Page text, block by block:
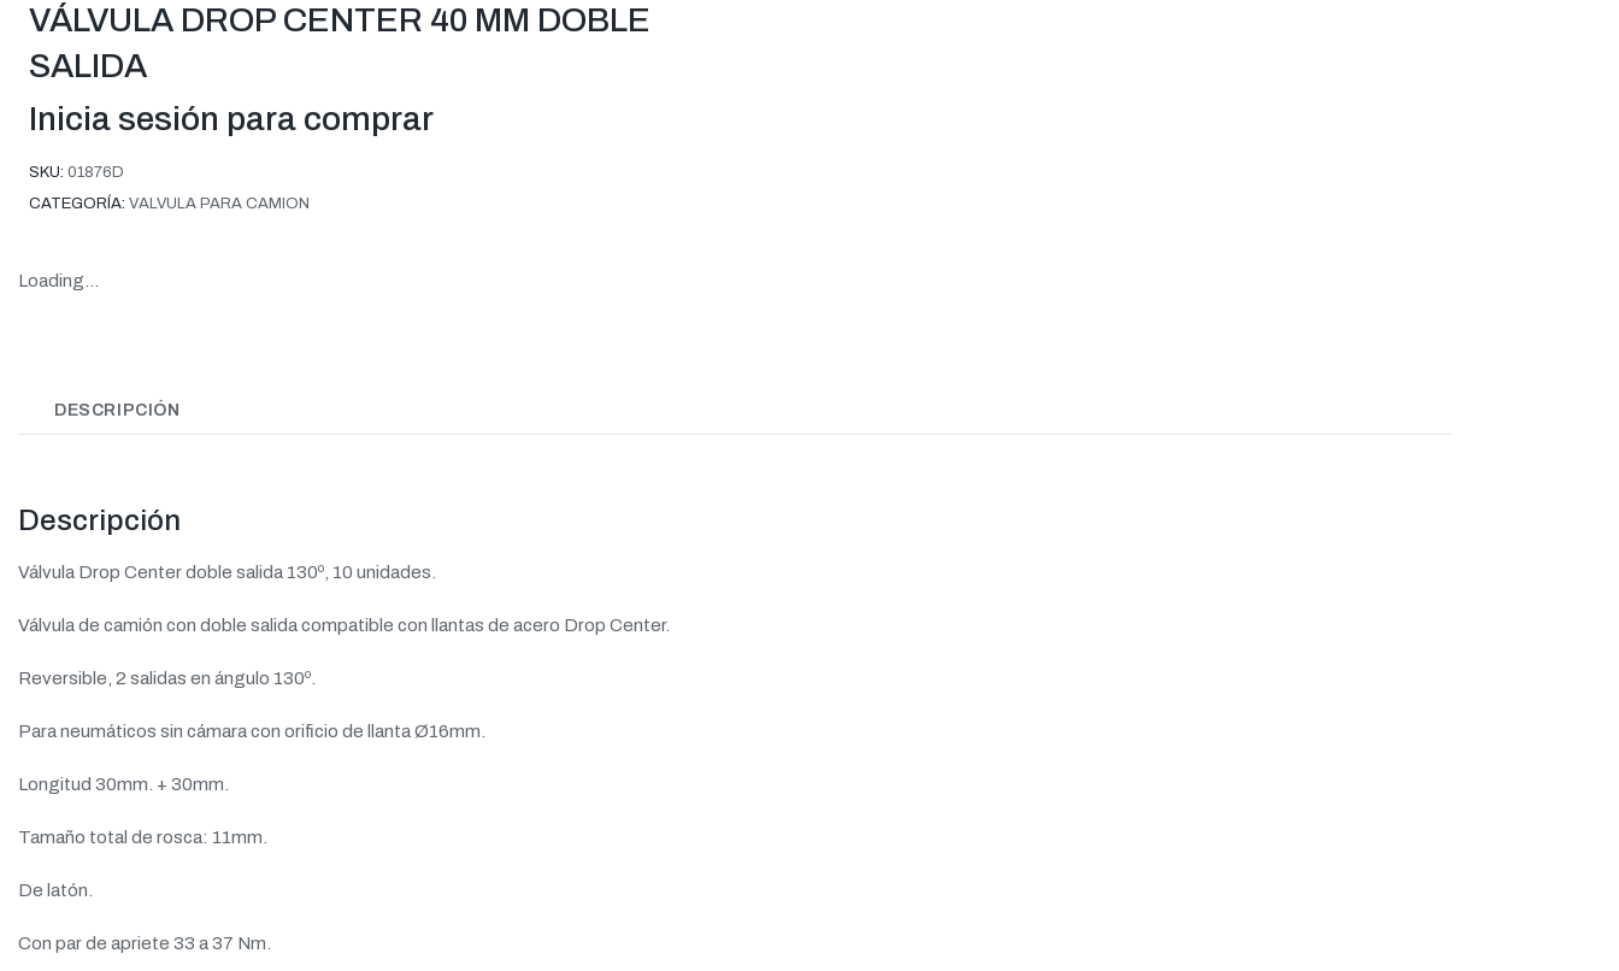
VÁLVULA DROP CENTER 40 MM DOBLE
SALIDA
Inicia sesión para comprar
SKU: 01876D
CATEGORÍA: VALVULA PARA CAMION
Loading...
DESCRIPCIÓN
Descripción
Válvula Drop Center doble salida 130º, 10 unidades.
Válvula de camión con doble salida compatible con llantas de acero Drop Center.
Reversible, 2 salidas en ángulo 130º.
Para neumáticos sin cámara con orificio de llanta Ø16mm.
Longitud 30mm. + 30mm.
Tamaño total de rosca: 11mm.
De latón.
Con par de apriete 33 a 37 Nm.